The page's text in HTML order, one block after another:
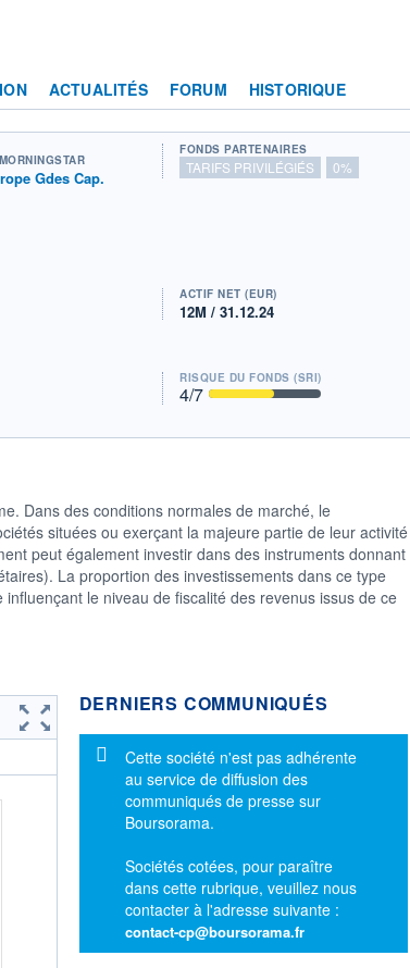
ACTUALITÉS FORUM HISTORIQUE
Gdes Cap.
FONDS PARTENAIRES
TARIFS PRIVILÉGIÉS 0%
ACTIF NET (EUR)
12M / 31.12.24
RISQUE DU FONDS (SRI)
4/7
Dans des conditions normales de marché, le
situées ou exerçant la majeure partie de leur activité
peut également investir dans des instruments donnant
La proportion des investissements dans ce type
le niveau de fiscalité des revenus issus de ce
DERNIERS COMMUNIQUÉS
Message d'information
Cette société n'est pas adhérente
au service de diffusion des
communiqués de presse sur
Boursorama.
Sociétés cotées, pour paraître
dans cette rubrique, veuillez nous
contacter à l'adresse suivante :
contact-cp@boursorama.fr